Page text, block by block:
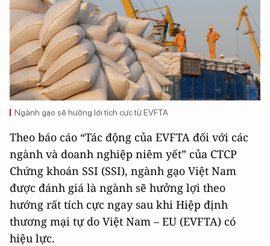
Ngành gạo sẽ hưởng lợi tích cực từ EVFTA
Theo báo cáo “Tác động của EVFTA đối với các
ngành và doanh nghiệp niêm yết” của CTCP
Chứng khoán SSI (SSI), ngành gạo Việt Nam
được đánh giá là ngành sẽ hưởng lợi theo
hướng rất tích cực ngay sau khi Hiệp định
thương mại tự do Việt Nam – EU (EVFTA) có
hiệu lực.